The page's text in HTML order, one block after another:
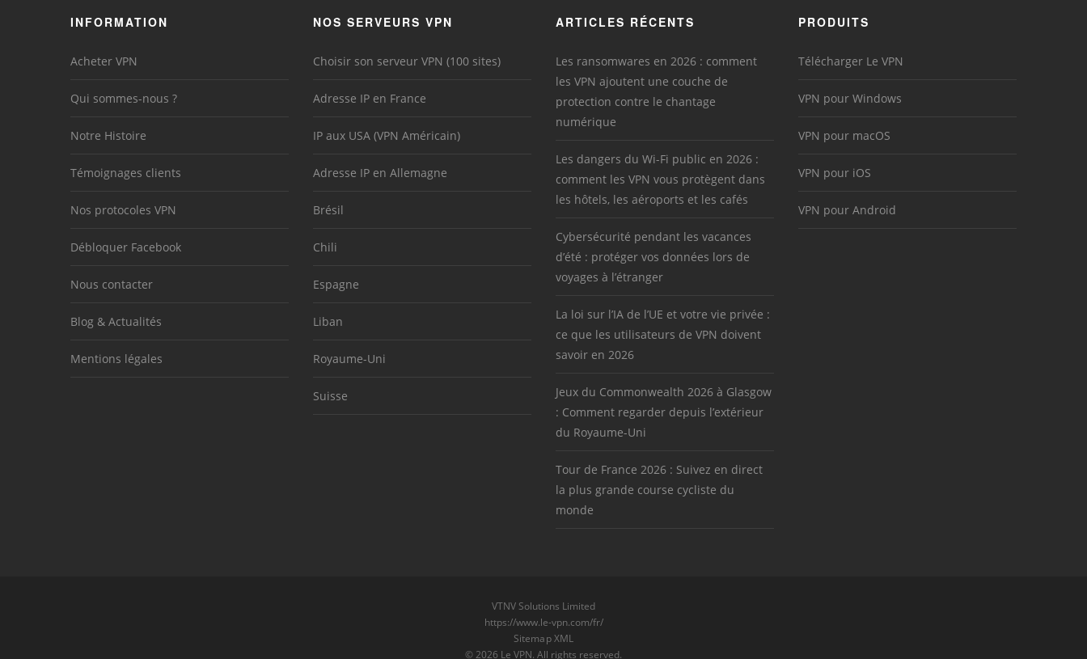
INFORMATION
Acheter VPN
Qui sommes-nous ?
Notre Histoire
Témoignages clients
Nos protocoles VPN
Débloquer Facebook
Nous contacter
Blog & Actualités
Mentions légales
NOS SERVEURS VPN
Choisir son serveur VPN (100 sites)
Adresse IP en France
IP aux USA (VPN Américain)
Adresse IP en Allemagne
Brésil
Chili
Espagne
Liban
Royaume-Uni
Suisse
ARTICLES RÉCENTS
Les ransomwares en 2026 : comment
les VPN ajoutent une couche de
protection contre le chantage
numérique
Les dangers du Wi-Fi public en 2026 :
comment les VPN vous protègent dans
les hôtels, les aéroports et les cafés
Cybersécurité pendant les vacances
d’été : protéger vos données lors de
voyages à l’étranger
La loi sur l’IA de l’UE et votre vie privée :
ce que les utilisateurs de VPN doivent
savoir en 2026
Jeux du Commonwealth 2026 à Glasgow
: Comment regarder depuis l’extérieur
du Royaume-Uni
Tour de France 2026 : Suivez en direct
la plus grande course cycliste du
monde
PRODUITS
Télécharger Le VPN
VPN pour Windows
VPN pour macOS
VPN pour iOS
VPN pour Android
VTNV Solutions Limited
https://www.le-vpn.com/fr/
Sitemap XML
© 2026 Le VPN. All rights reserved.